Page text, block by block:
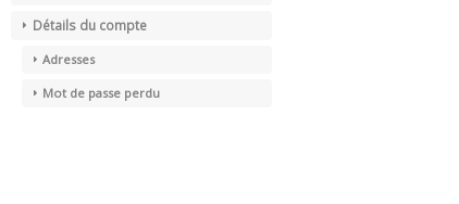
Détails du compte
Adresses
Mot de passe perdu